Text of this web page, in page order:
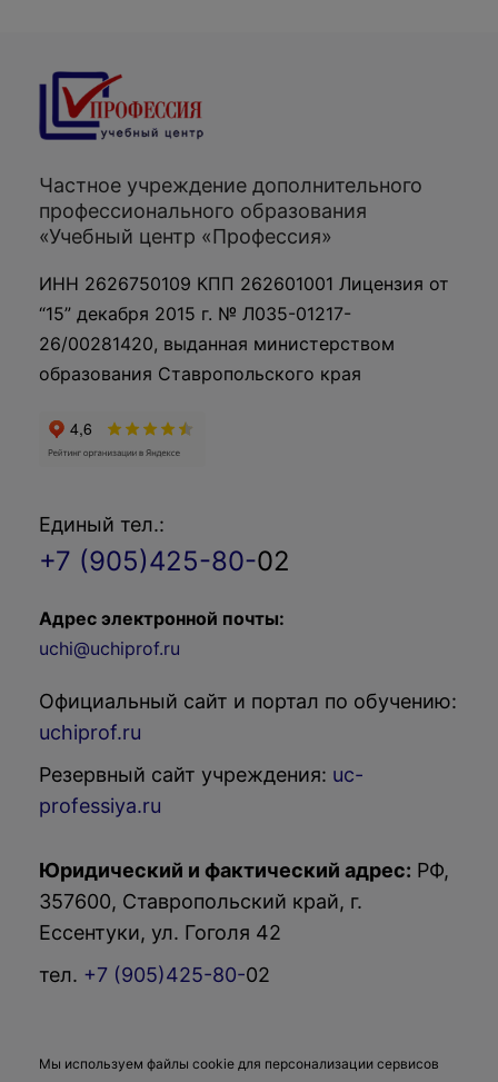
Частное учреждение дополнительного
профессионального образования
«Учебный центр «Профессия»
ИНН 2626750109 КПП 262601001 Лицензия от
“15” декабря 2015 г. № Л035-01217-
26/00281420, выданная министерством
образования Ставропольского края
Единый тел.:
+7 (905)425-80-02
Адрес электронной почты:
uchi@uchiprof.ru
Официальный сайт и портал по обучению:
uchiprof.ru
Резервный сайт учреждения: uc-
professiya.ru
Юридический и фактический адрес: РФ,
357600, Ставропольский край, г.
Ессентуки, ул. Гоголя 42
тел. +7 (905)425-80-02
Мы используем файлы cookie для персонализации сервисов